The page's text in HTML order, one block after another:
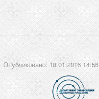
Опубликовано: 18.01.2016 14:56